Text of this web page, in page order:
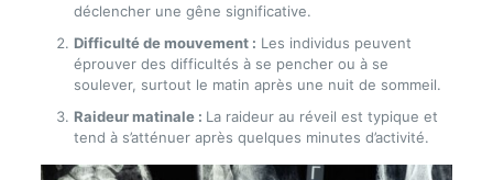
déclencher une gêne significative.
Difficulté de mouvement : Les individus peuvent
éprouver des difficultés à se pencher ou à se
soulever, surtout le matin après une nuit de sommeil.
Raideur matinale : La raideur au réveil est typique et
tend à s’atténuer après quelques minutes d’activité.